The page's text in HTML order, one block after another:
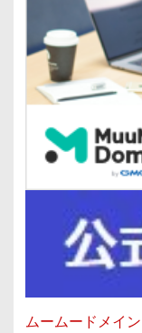
ムームードメイン